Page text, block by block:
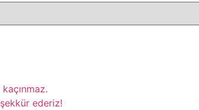
ederiz!